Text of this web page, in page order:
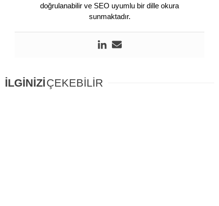
doğrulanabilir ve SEO uyumlu bir dille okura
sunmaktadır.
İLGİNİZİÇEKEBİLİR